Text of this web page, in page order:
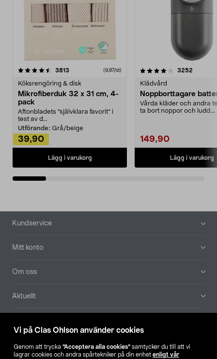
Vi på Clas Ohlson använder cookies
Genom att trycka ”Acceptera alla cookies” samtycker du till att vi
lagrar cookies och andra spårtekniker på din enhet enligt vår
3813 (9,97/st)
Köksrengöring & disk
Mikrofiberduk 32 x 31 cm, 4-
pack
Aftonbladets "självklara favorit” i
test av d...
Utförande: Grå/beige
39,90
Lägg i varukorg
4.0av 5 stjärnor 3252
Klädvård
Noppborttagare
Vårda kläder och andra
ta bort noppor och ludd.
149,90
Lägg i varukorg
4.5av 5 stjärnor
Sidfot
Kundservice
Mitt konto
Om oss
Aktuellt
Hitta butik